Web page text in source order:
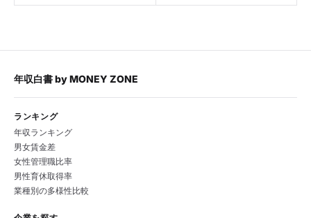
年収白書byMONEY ZONE
ランキング
年収ランキング
男女賃金差
女性管理職比率
男性育休取得率
業種別の多様性比較